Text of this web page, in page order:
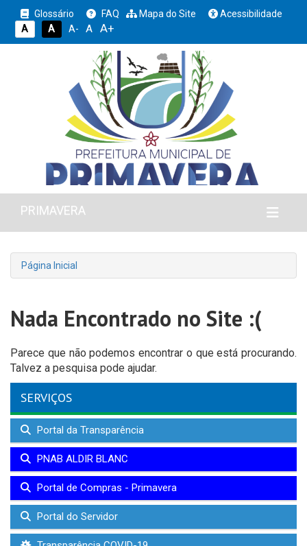
Glossário FAQ Mapa do Site
Acessibilidade
A
A A- A A+
PRIMAVERA
Página Inicial
Nada Encontrado no Site :(
Parece que não podemos encontrar o que está procurando.
Talvez a pesquisa pode ajudar.
SERVIÇOS
Portal da Transparência
PNAB ALDIR BLANC
Portal de Compras - Primavera
Portal do Servidor